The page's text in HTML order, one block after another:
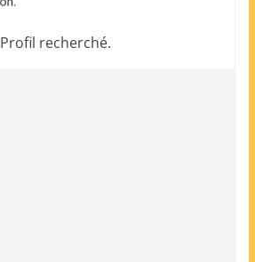
Profil recherché.